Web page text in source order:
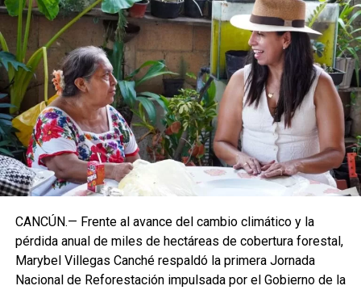
CANCÚN.— Frente al avance del cambio climático y la
pérdida anual de miles de hectáreas de cobertura forestal,
Marybel Villegas Canché respaldó la primera Jornada
Nacional de Reforestación impulsada por el Gobierno de la